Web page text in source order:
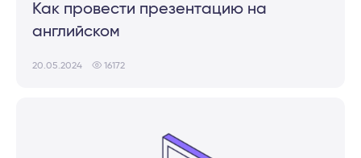
Как провести презентацию на
английском
20.05.2024 16172